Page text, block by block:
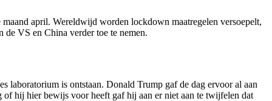
april. Wereldwijd worden lockdown maatregelen versoepelt,
de VS en China verder toe te nemen.
laboratorium is ontstaan. Donald Trump gaf de dag ervoor al aan
hij hier bewijs voor heeft gaf hij aan er niet aan te twijfelen dat